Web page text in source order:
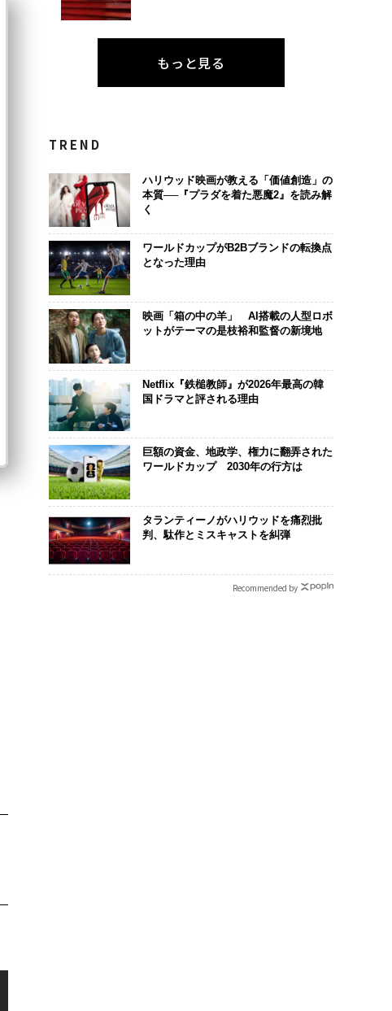
もっと見る
TREND
ハリウッド映画が教える「価値創造」の
本質──『プラダを着た悪魔2』を読み解
く
ワールドカップがB2Bブランドの転換点
となった理由
映画「箱の中の羊」 AI搭載の人型ロボ
ットがテーマの是枝裕和監督の新境地
Netflix『鉄槌教師』が2026年最高の韓
国ドラマと評される理由
巨額の資金、地政学、権力に翻弄された
ワールドカップ 2030年の行方は
タランティーノがハリウッドを痛烈批
判、駄作とミスキャストを糾弾
Recommended by